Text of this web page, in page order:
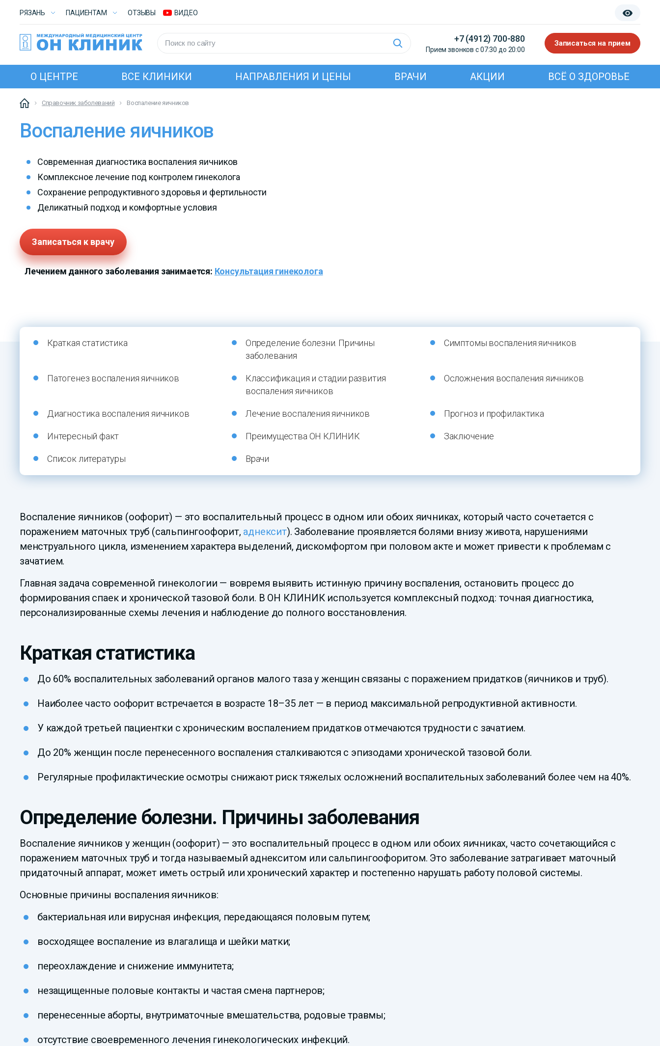
РЯЗАНЬ ПАЦИЕНТАМ ОТЗЫВЫ ВИДЕО
+7 (4912) 700-880
Прием звонков с 07:30 до 20:00
Записаться на прием
О ЦЕНТРЕ ВСЕ КЛИНИКИ НАПРАВЛЕНИЯ И ЦЕНЫ ВРАЧИ АКЦИИ ВСЁ О ЗДОРОВЬЕ
Справочник заболеваний Воспаление яичников
Воспаление яичников
Современная диагностика воспаления яичников
Комплексное лечение под контролем гинеколога
Сохранение репродуктивного здоровья и фертильности
Деликатный подход и комфортные условия
Записаться к врачу
Лечением данного заболевания занимается: Консультация гинеколога
Краткая статистика
Определение болезни. Причины
заболевания
Симптомы воспаления яичников
Патогенез воспаления яичников
Классификация и стадии развития
воспаления яичников
Осложнения воспаления яичников
Диагностика воспаления яичников Лечение воспаления яичников Прогноз и профилактика
Интересный факт Преимущества ОН КЛИНИК Заключение
Список литературы Врачи
Воспаление яичников (оофорит) — это воспалительный процесс в одном или обоих яичниках, который часто сочетается с
поражением маточных труб (сальпингоофорит, аднексит). Заболевание проявляется болями внизу живота, нарушениями
менструального цикла, изменением характера выделений, дискомфортом при половом акте и может привести к проблемам с
зачатием.
Главная задача современной гинекологии — вовремя выявить истинную причину воспаления, остановить процесс до
формирования спаек и хронической тазовой боли. В ОН КЛИНИК используется комплексный подход: точная диагностика,
персонализированные схемы лечения и наблюдение до полного восстановления.
Краткая статистика
До 60% воспалительных заболеваний органов малого таза у женщин связаны с поражением придатков (яичников и труб).
Наиболее часто оофорит встречается в возрасте 18–35 лет — в период максимальной репродуктивной активности.
У каждой третьей пациентки с хроническим воспалением придатков отмечаются трудности с зачатием.
До 20% женщин после перенесенного воспаления сталкиваются с эпизодами хронической тазовой боли.
Регулярные профилактические осмотры снижают риск тяжелых осложнений воспалительных заболеваний более чем на 40%.
Определение болезни. Причины заболевания
Воспаление яичников у женщин (оофорит) — это воспалительный процесс в одном или обоих яичниках, часто сочетающийся с
поражением маточных труб и тогда называемый аднекситом или сальпингоофоритом. Это заболевание затрагивает маточный
придаточный аппарат, может иметь острый или хронический характер и постепенно нарушать работу половой системы.
Основные причины воспаления яичников:
бактериальная или вирусная инфекция, передающаяся половым путем;
восходящее воспаление из влагалища и шейки матки;
переохлаждение и снижение иммунитета;
незащищенные половые контакты и частая смена партнеров;
перенесенные аборты, внутриматочные вмешательства, родовые травмы;
отсутствие своевременного лечения гинекологических инфекций.